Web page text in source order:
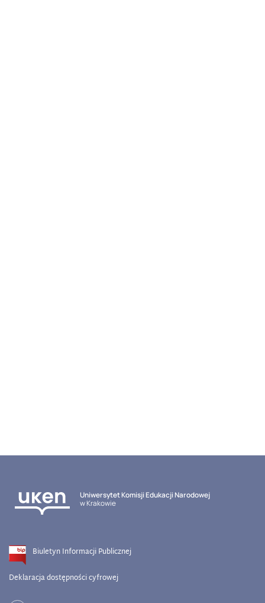
Uniwersytet Komisji Edukacji Narodowej
w Krakowie
Biuletyn Informacji Publicznej
Deklaracja dostępności cyfrowej